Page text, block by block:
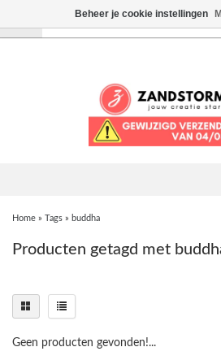
Home » Tags » buddha
Producten getagd met
Geen producten gevonden!...
Beheer je cookie instellingen